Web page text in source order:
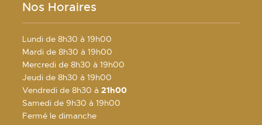
Nos Horaires
Lundi de 8h30 à 19h00
Mardi de 8h30 à 19h00
Mercredi de 8h30 à 19h00
Jeudi de 8h30 à 19h00
Vendredi de 8h30 à 21h00
Samedi de 9h30 à 19h00
Fermé le dimanche